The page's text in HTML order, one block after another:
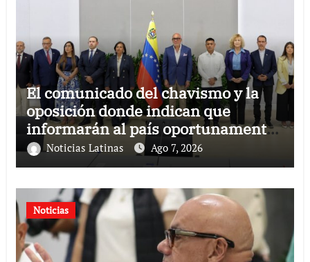
El comunicado del chavismo y la
oposición donde indican que
informarán al país oportunamente
sobre los avances alcanzado
Noticias Latinas Ago 7, 2026
Noticias